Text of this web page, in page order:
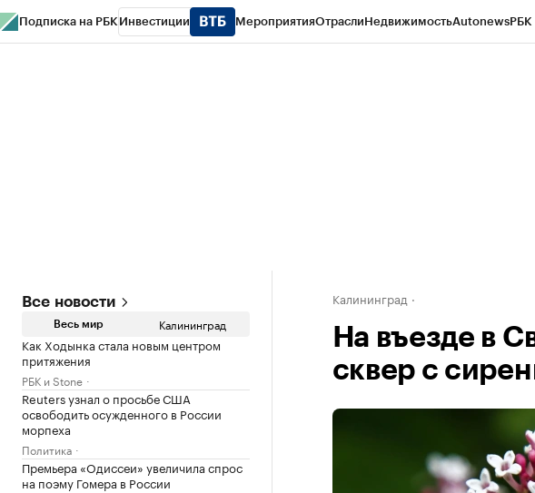
Подписка на РБК Инвестиции МероприятияОтраслиНедвижимостьAutonewsРБК
Все новости
Весь мир Калининград
Как Ходынка стала новым центром
притяжения
РБК и Stone
Reuters узнал о просьбе США
освободить осужденного в России
морпеха
Политика
Премьера «Одиссеи» увеличила спрос
на поэму Гомера в России
Калининград
На въезде в
сквер с